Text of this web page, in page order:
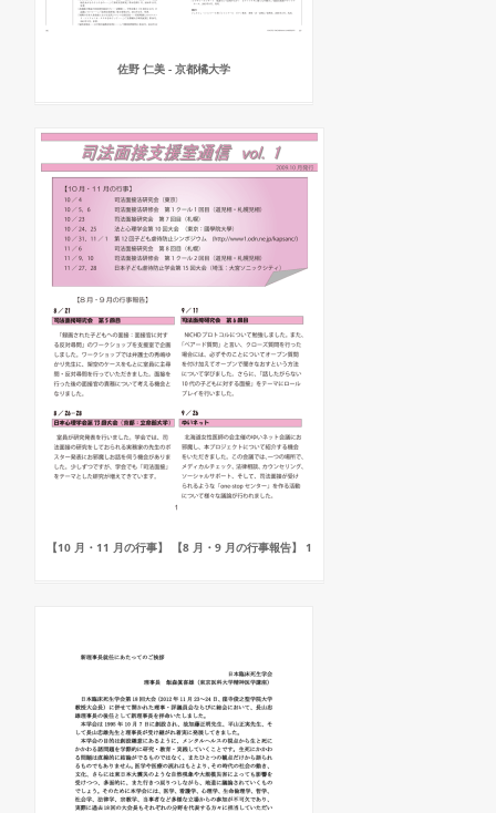
佐野 仁美 - 京都橘大学
【10 月・11 月の行事】 【8 月・9 月の行事報告】 1